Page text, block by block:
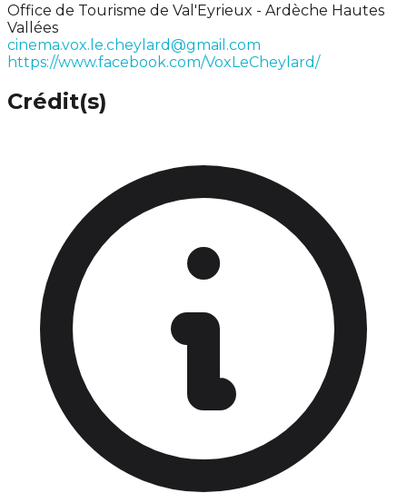
Office de Tourisme de Val'Eyrieux - Ardèche Hautes
Vallées
cinema.vox.le.cheylard@gmail.com
https://www.facebook.com/VoxLeCheylard/
Crédit(s)